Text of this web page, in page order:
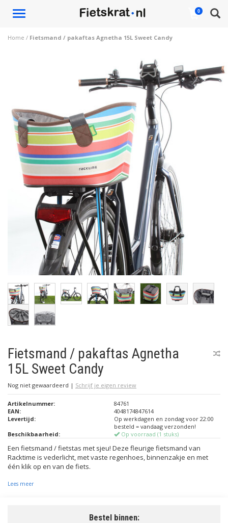
Toggle
0
Home / Fietsmand / pakaftas Agnetha 15L Sweet Candy
Fietsmand / pakaftas Agnetha
15L Sweet Candy
Nog niet gewaardeerd | Schrijf je eigen review
Artikelnummer:
84761
EAN:
4048174847614
Levertijd:
Op werkdagen en zondag voor 22:00
besteld = vandaag verzonden!
Beschikbaarheid:
Op voorraad (1 stuks)
Een fietsmand / fietstas met sjeu! Deze fleurige fietsmand van
Racktime is vederlicht, met vaste regenhoes, binnenzakje en met
één klik op en van de fiets.
Lees meer
Bestel binnen: